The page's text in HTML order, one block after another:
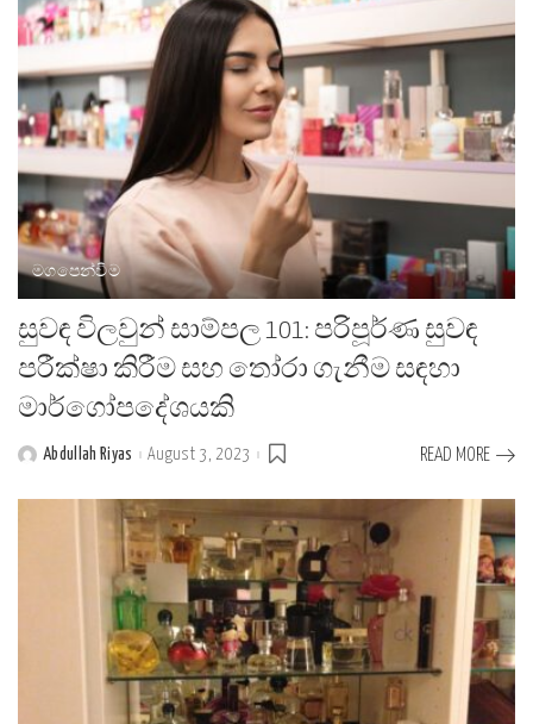
මගපෙන්වීම
සුවඳ විලවුන් සාම්පල 101: පරිපූර්ණ සුවඳ
පරීක්ෂා කිරීම සහ තෝරා ගැනීම සඳහා
මාර්ගෝපදේශයකි
PostedAbdullah Riyas August 3, 2023 READ MORE